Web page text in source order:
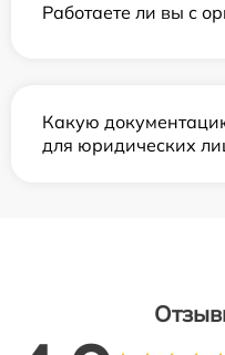
Работаете ли вы с
Какую
для юридических